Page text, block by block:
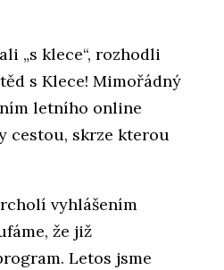
„s klece“, rozhodli
s Klece! Mimořádný
letního online
cestou, skrze kterou
vyhlášením
že již
Letos jsme